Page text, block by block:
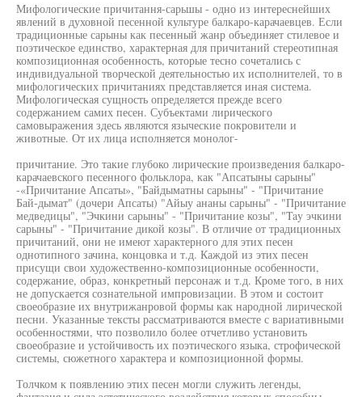
Мифологические причитання-сарьшы - одно из интереснейших
явлений в духовной песенной культуре балкаро-карачаевцев. Если
традиционные сарыны как песенный жанр объединяет стилевое и
поэтическое единство, характерная для причитаний стереотипная
композиционная особенность, которые тесно сочетались с
индивидуальной творческой деятельностью их исполнителей, то в
мифологических причитаниях представляется иная система.
Мифологическая сущность определяется прежде всего
содержанием самих песен. Субъектами лирического
самовыражения здесь являются языческие покровители и
животные. От их лица исполняется монолог-
причитание. Это такие глубоко лирические произведения балкаро-
карачаевского песенного фольклора, как "Апсатыны сарыны"
-«Причитание Апсаты», "Байдыматны сарыны" - "Причитание
Бай-дымат" (дочери Апсаты) "Айыу ананы сарыны" - "Причитание
медведицы", "Эчкини сарыны" - "Причитание козы", "Tay эчкини
сарыны" - "Причитание дикой козы". В отличие от традиционных
причитаний, они не имеют характерного для этих песен
однотипного зачина, концовка и т.д. Каждой из этих песен
присущи свои художественно-композиционные особенности,
содержание, образ, конкретный персонаж и т.д. Кроме того, в них
не допускается сознательной импровизации. В этом и состоит
своеобразие их внутрижанровой формы как народной лирической
песни. Указанные тексты рассматриваются вместе с вариативными
особенностями, что позволило более отчетливо установить
своеобразие и устойчивость их поэтического языка, строфической
системы, сюжетного характера и композиционной формы.
Толчком к появлению этих песен могли служить легенды,